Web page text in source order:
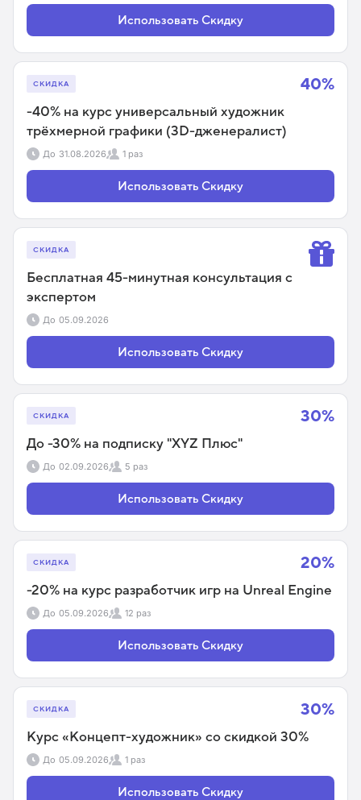
Использовать Скидку
40%
СКИДКА
-40% на курс универсальный художник
трёхмерной графики (3D-дженералист)
До 31.08.2026 1 раз
Использовать Скидку
СКИДКА
Бесплатная 45-минутная консультация с
экспертом
До 05.09.2026
Использовать Скидку
30%
СКИДКА
До -30% на подписку "XYZ Плюс"
До 02.09.2026 5 раз
Использовать Скидку
20%
СКИДКА
-20% на курс разработчик игр на Unreal Engine
До 05.09.2026 12 раз
Использовать Скидку
30%
СКИДКА
Курс «Концепт-художник» со скидкой 30%
До 05.09.2026 1 раз
Использовать Скидку